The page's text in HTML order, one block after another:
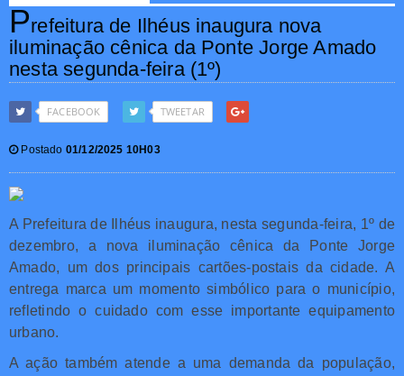
Prefeitura de Ilhéus inaugura nova
iluminação cênica da Ponte Jorge Amado
nesta segunda-feira (1º)
FACEBOOK TWEETAR
Postado 01/12/2025 10H03
A Prefeitura de Ilhéus inaugura, nesta segunda-feira, 1º de
dezembro, a nova iluminação cênica da Ponte Jorge
Amado, um dos principais cartões-postais da cidade. A
entrega marca um momento simbólico para o município,
refletindo o cuidado com esse importante equipamento
urbano.
A ação também atende a uma demanda da população,